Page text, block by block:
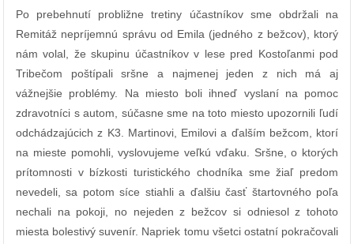
Po prebehnutí probližne tretiny účastníkov sme obdržali na
Remitáž nepríjemnú správu od Emila (jedného z bežcov), ktorý
nám volal, že skupinu účastníkov v lese pred Kostoľanmi pod
Tribečom poštípali sršne a najmenej jeden z nich má aj
vážnejšie problémy. Na miesto boli ihneď vyslaní na pomoc
zdravotníci s autom, súčasne sme na toto miesto upozornili ľudí
odchádzajúcich z K3. Martinovi, Emilovi a ďalším bežcom, ktorí
na mieste pomohli, vyslovujeme veľkú vďaku. Sršne, o ktorých
prítomnosti v bízkosti turistického chodníka sme žiaľ predom
nevedeli, sa potom síce stiahli a ďalšiu časť štartovného poľa
nechali na pokoji, no nejeden z bežcov si odniesol z tohoto
miesta bolestivý suvenír. Napriek tomu všetci ostatní pokračovali